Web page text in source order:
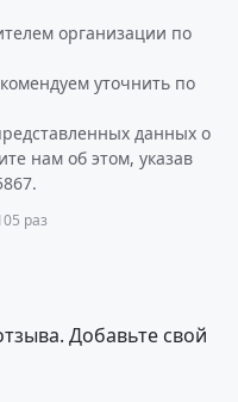
организации по
уточнить по
данных о
нам об этом, указав
раз
Добавьте свой